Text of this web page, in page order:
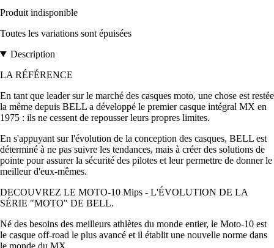
Produit indisponible
Toutes les variations sont épuisées
Description
LA RÉFÉRENCE
En tant que leader sur le marché des casques moto, une chose est restée
la même depuis BELL a développé le premier casque intégral MX en
1975 : ils ne cessent de repousser leurs propres limites.
En s'appuyant sur l'évolution de la conception des casques, BELL est
déterminé à ne pas suivre les tendances, mais à créer des solutions de
pointe pour assurer la sécurité des pilotes et leur permettre de donner le
meilleur d'eux-mêmes.
DECOUVREZ LE MOTO-10 Mips - L'ÉVOLUTION DE LA
SÉRIE "MOTO" DE BELL.
Né des besoins des meilleurs athlètes du monde entier, le Moto-10 est
le casque off-road le plus avancé et il établit une nouvelle norme dans
le monde du MX.